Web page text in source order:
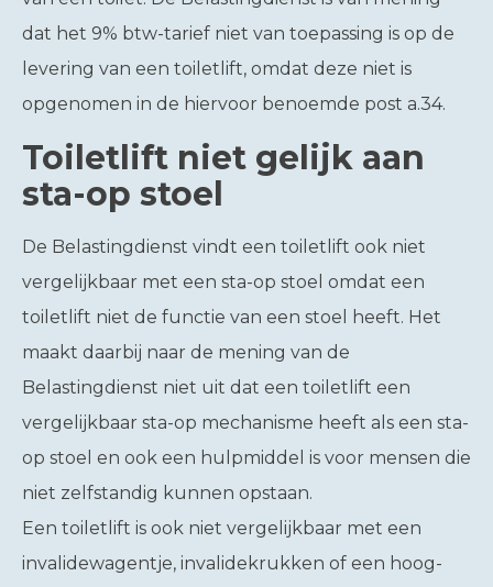
dat het 9% btw-tarief niet van toepassing is op de
levering van een toiletlift, omdat deze niet is
opgenomen in de hiervoor benoemde post a.34.
Toiletlift niet gelijk aan
sta-op stoel
De Belastingdienst vindt een toiletlift ook niet
vergelijkbaar met een sta-op stoel omdat een
toiletlift niet de functie van een stoel heeft. Het
maakt daarbij naar de mening van de
Belastingdienst niet uit dat een toiletlift een
vergelijkbaar sta-op mechanisme heeft als een sta-
op stoel en ook een hulpmiddel is voor mensen die
niet zelfstandig kunnen opstaan.
Een toiletlift is ook niet vergelijkbaar met een
invalidewagentje, invalidekrukken of een hoog-